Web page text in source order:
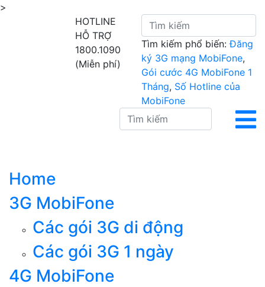
>
HOTLINE
HỖ TRỢ
1800.1090
(Miễn phí)
Tìm kiếm phổ biến: Đăng
ký 3G mạng MobiFone,
Gói cước 4G MobiFone 1
Tháng, Số Hotline của
MobiFone
Home
3G MobiFone
Các gói 3G di động
Các gói 3G 1 ngày
4G MobiFone